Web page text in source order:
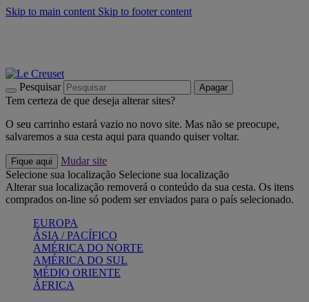
Skip to main content Skip to footer content
Pesquisar Apagar
Tem certeza de que deseja alterar sites?
O seu carrinho estará vazio no novo site. Mas não se preocupe,
salvaremos a sua cesta aqui para quando quiser voltar.
Fique aqui
Mudar site
Selecione sua localização Selecione sua localização
Alterar sua localização removerá o conteúdo da sua cesta. Os itens
comprados on-line só podem ser enviados para o país selecionado.
EUROPA
ÁSIA / PACÍFICO
AMÉRICA DO NORTE
AMÉRICA DO SUL
MÉDIO ORIENTE
ÁFRICA